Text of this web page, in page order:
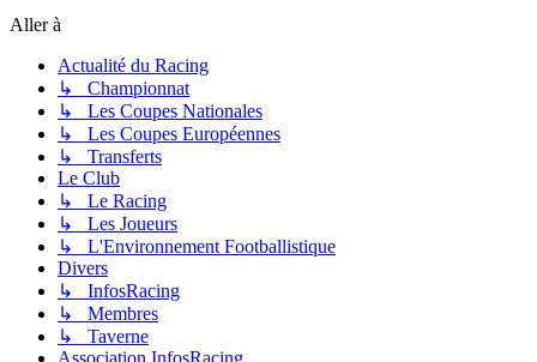
Aller à
Actualité du Racing
↳ Championnat
↳ Les Coupes Nationales
↳ Les Coupes Européennes
↳ Transferts
Le Club
↳ Le Racing
↳ Les Joueurs
↳ L'Environnement Footballistique
Divers
↳ InfosRacing
↳ Membres
↳ Taverne